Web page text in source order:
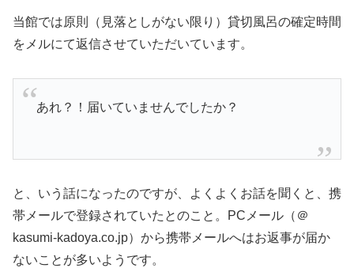
当館では原則（見落としがない限り）貸切風呂の確定時間
をメルにて返信させていただいています。
あれ？！届いていませんでしたか？
と、いう話になったのですが、よくよくお話を聞くと、携
帯メールで登録されていたとのこと。PCメール（＠
kasumi-kadoya.co.jp）から携帯メールへはお返事が届か
ないことが多いようです。